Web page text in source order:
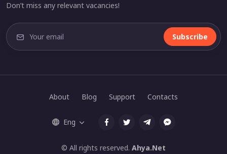
Don’t miss any relevant vacancies!
Subscribe
© All rights reserved. Ahya.Net
About Blog Support Contacts
Eng